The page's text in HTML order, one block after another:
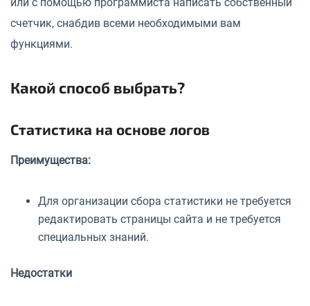
счетчик, снабдив всеми необходимыми вам
функциями.
Какой способ выбрать?
Статистика на основе логов
Преимущества:
Для организации сбора статистики не требуется
редактировать страницы сайта и не требуется
специальных знаний.
Недостатки